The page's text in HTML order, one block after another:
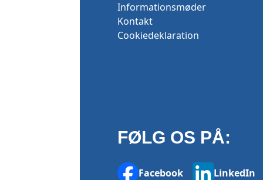
Informationsmøder
Kontakt
Cookiedeklaration
FØLG OS PÅ:
Facebook LinkedIn